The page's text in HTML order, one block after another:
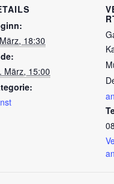
18:30
März, 15:00